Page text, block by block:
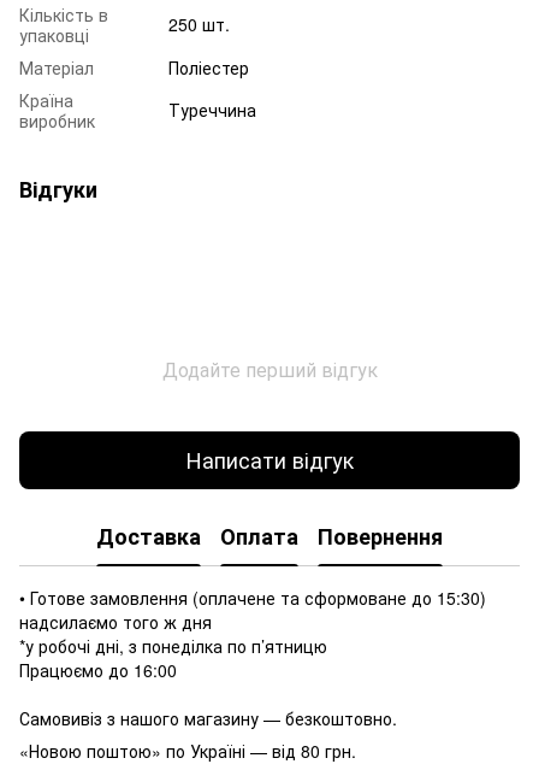
Кількість в
упаковці
250 шт.
Матеріал
Поліестер
Країна
виробник
Туреччина
Відгуки
Додайте перший відгук
Написати відгук
Доставка Оплата Повернення
• Готове замовлення (оплачене та сформоване до 15:30)
надсилаємо того ж дня
*у робочі дні, з понеділка по п’ятницю
Працюємо до 16:00
Самовивіз з нашого магазину — безкоштовно.
«Новою поштою» по Україні — від 80 грн.